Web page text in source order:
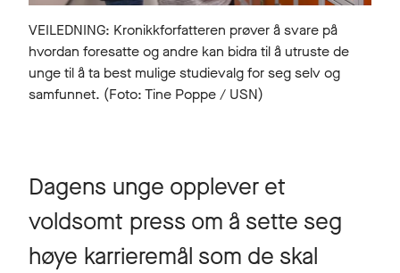
VEILEDNING: Kronikkforfatteren prøver å svare på
hvordan foresatte og andre kan bidra til å utruste de
unge til å ta best mulige studievalg for seg selv og
samfunnet. (Foto: Tine Poppe / USN)
Dagens unge opplever et
voldsomt press om å sette seg
høye karrieremål som de skal